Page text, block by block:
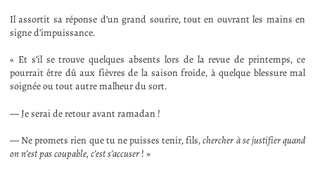
Il assortit sa réponse d’un grand sourire, tout en ouvrant les mains en
signe d’impuissance.
« Et s’il se trouve quelques absents lors de la revue de printemps, ce
pourrait être dû aux fièvres de la saison froide, à quelque blessure mal
soignée ou tout autre malheur du sort.
— Je serai de retour avant ramadan !
— Ne promets rien que tu ne puisses tenir, fils,chercher à se justifier quand
on n’est pas coupable, c’est s’accuser! »